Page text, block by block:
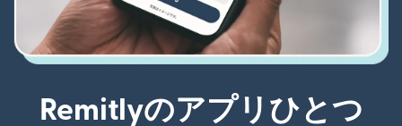
Remitlyのアプリひとつ